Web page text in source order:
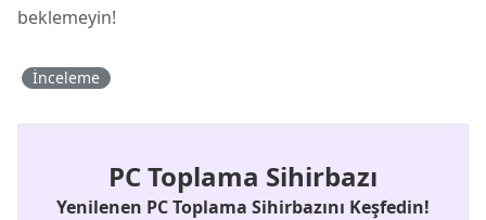
beklemeyin!
İnceleme
PC Toplama Sihirbazı
Yenilenen PC Toplama Sihirbazını Keşfedin!